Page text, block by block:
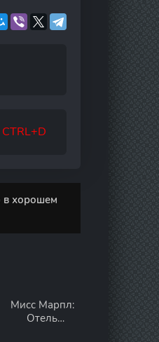
в хорошем
Мисс Марпл:
Отель